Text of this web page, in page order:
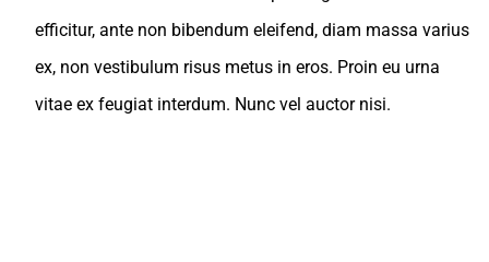
efficitur, ante non bibendum eleifend, diam massa varius
ex, non vestibulum risus metus in eros. Proin eu urna
vitae ex feugiat interdum. Nunc vel auctor nisi.